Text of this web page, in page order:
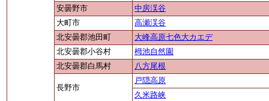
安曇野市
中房渓谷
大町市
高瀬渓谷
北安曇郡池田町
大峰高原七色大カエデ
北安曇郡小谷村
栂池自然園
北安曇郡白馬村
八方尾根
長野市
戸隠高原
久米路峡